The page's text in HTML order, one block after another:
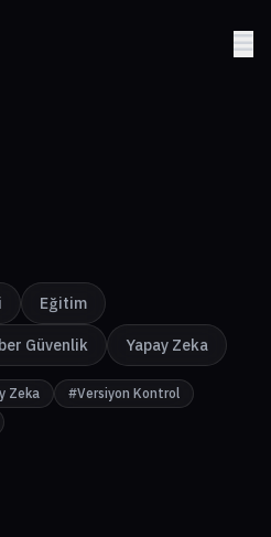
Eğitim
Güvenlik Yapay Zeka
Zeka
#Versiyon Kontrol